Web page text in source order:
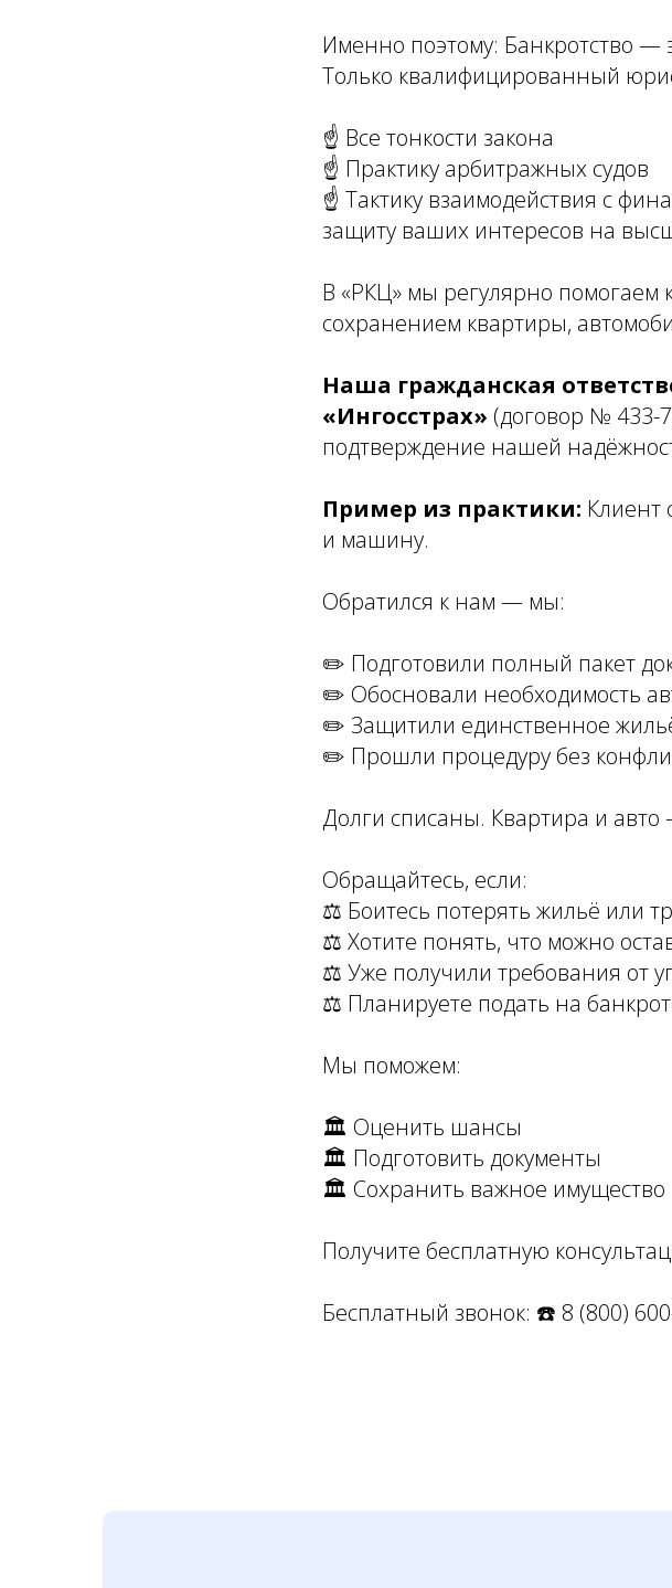
Именно поэтому: Банкротство —
Только квалифицированный
☝️ Все тонкости закона
☝️ Практику арбитражных судов
☝️ Тактику взаимодействия с
защиту ваших интересов на
В «РКЦ» мы регулярно помогаем
сохранением квартиры,
Наша гражданская
«Ингосстрах» (договор № 433-
подтверждение нашей
Пример из практики: Клиент
и машину.
Обратился к нам — мы:
✏️ Подготовили полный пакет
✏️ Обосновали необходимость
✏️ Защитили единственное
✏️ Прошли процедуру без
Долги списаны. Квартира и авто
Обращайтесь, если:
⚖️ Боитесь потерять жильё или
⚖️ Хотите понять, что можно
⚖️ Уже получили требования от
⚖️ Планируете подать на
Мы поможем:
🏛️ Оценить шансы
🏛️ Подготовить документы
🏛️ Сохранить важное имущество
Получите бесплатную
Бесплатный звонок: ☎️ 8 (800)